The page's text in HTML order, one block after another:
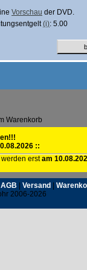
Vorschau der DVD.
(i): 5.00
Warenkorb
::
erstam
AGB | Versand |
2006-2026